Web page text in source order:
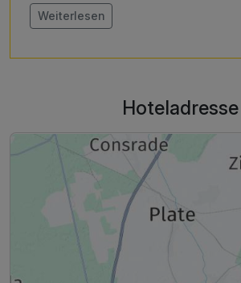
mit Brot an.
Sie reisen etwas später an oder
Weiterlesen
Hoteladresse